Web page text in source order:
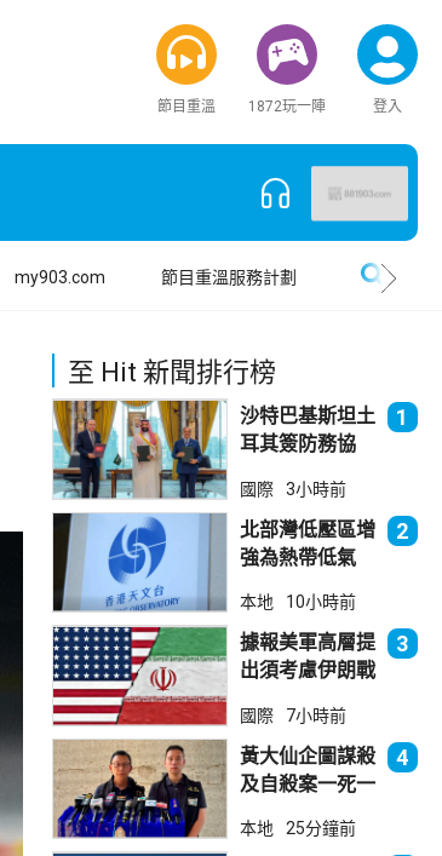
節目重溫 1872玩一陣 登入
my903.com 節目重溫服務計劃
至 Hit 新聞排行榜
沙特巴基斯坦土
耳其簽防務協
林團結
1
國際 3小時前
北部灣低壓區增
強為熱帶低氣
本港直接威脅不
大
2
本地 10小時前
據報美軍高層提
出須考慮伊朗戰
3
國際 7小時前
黃大仙企圖謀殺
及自殺案一死一
噪音爭執
4
本地 25分鐘前